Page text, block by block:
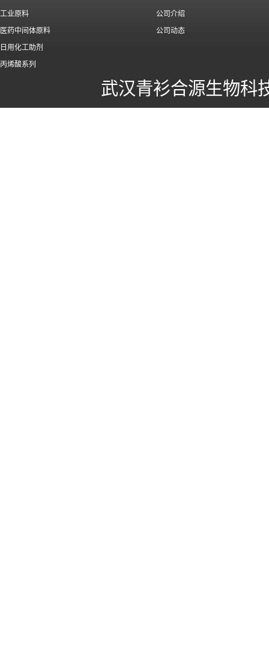
工业原料
医药中间体原料
日用化工助剂
丙烯酸系列
公司介绍
公司动态
武汉青衫合源生物科